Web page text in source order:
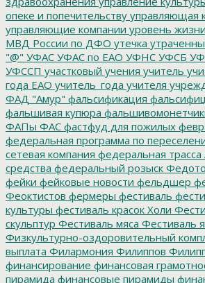
опеке и попечительству управляющая
управляющие компании уровень жизни
МВД России по ДФО утечка
"@" УФАС УФАС по ЕАО УФНС УФСБ
УФССП участковый учения учитель
года ЕАО учитель_года учителя
ФАД "Амур" фальсификация
фальшивая купюра
ФАПы ФАС фастфуд для пожилых
федеральная программа по
сетевая компания федеральная трасса
средства федеральный розыск
фейки фейковые новости фельдшер
Феоктистов фермеры фестиваль
культуры фестиваль красок Холи
скульптур Фестиваль мяса Фестиваль
Физкультурно-оздоровительный
выплата Филармония Филиппов
финансирование финансовая
пирамида финансовые пирамиды